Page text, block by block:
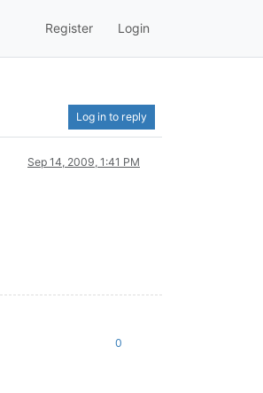
Register Login
Log in to reply
Sep 14, 2009, 1:41 PM
0